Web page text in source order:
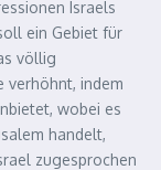
Israels
ein Gebiet für
völlig
verhöhnt, indem
wobei es
handelt,
zugesprochen